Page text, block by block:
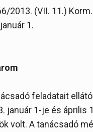
2013. (VII. 11.)
1.
feladatait
január 1-je és április
volt. A tanácsadó